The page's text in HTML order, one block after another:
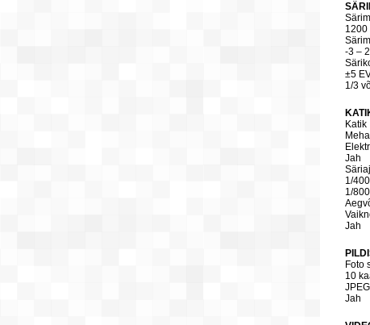
1200
-3 –
±5
1/3
Katik
Jah
1/
1/
Jah
Foto
10
Jah